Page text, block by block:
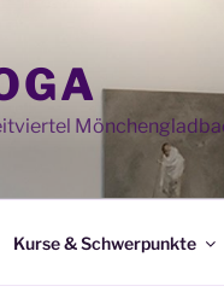
Kurse & Schwerpunkte